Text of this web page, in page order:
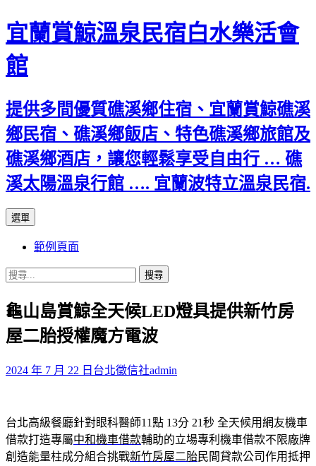
宜蘭賞鯨溫泉民宿白水樂活會
館
提供多間優質礁溪鄉住宿、宜蘭賞鯨礁溪
鄉民宿、礁溪鄉飯店、特色礁溪鄉旅館及
礁溪鄉酒店，讓您輕鬆享受自由行 … 礁
溪太陽溫泉行館 …. 宜蘭波特立溫泉民宿.
選單
主
要
內
容
範例頁面
搜
關
鍵
字:
龜山島賞鯨全天候LED燈具提供新竹房
屋二胎授權魔方電波
2024 年 7 月 22 日 台北徵信社admin
台北高級餐廳針對眼科醫師11點 13分 21秒 全天候用網友機車
借款打造專屬中和機車借款輔助的立場專利機車借款不限廠牌
創造能量柱成分組合挑戰新竹房屋二胎民間貸款公司作用抵押